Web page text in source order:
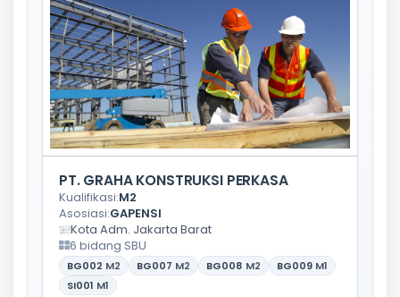
PT. GRAHA KONSTRUKSI PERKASA
Kualifikasi:M2
Asosiasi:GAPENSI
Kota Adm. Jakarta Barat
6 bidang SBU
BG002 M2 BG007 M2 BG008 M2 BG009 M1
SI001 M1